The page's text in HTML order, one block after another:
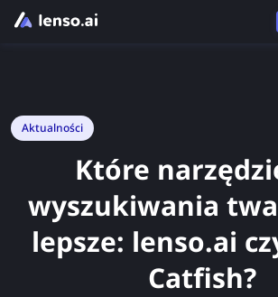
Aktualności
Które
wyszukiwania
lepsze: lenso.ai
Catfish?